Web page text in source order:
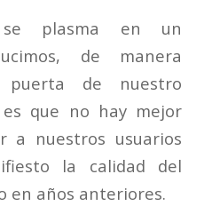
se plasma en un
de manera
de nuestro
es que no hay mejor
a nuestros usuarios
la calidad del
en años anteriores.